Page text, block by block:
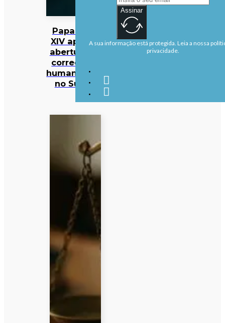
Papa Leão
XIV apela à
abertura de
corredores
humanitários
no Sudão
Assinar
A sua informação está protegida. Leia a nossa
privacidade.